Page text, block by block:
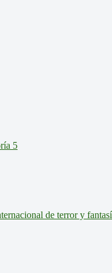
5
de terror y